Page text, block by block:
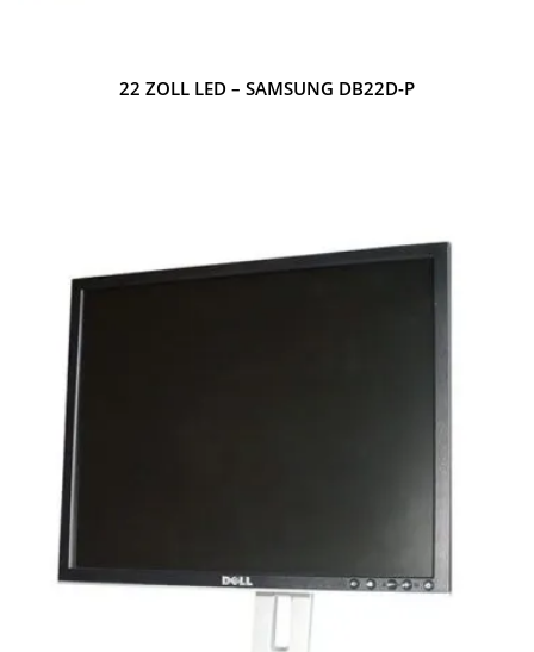
22 ZOLL LED – SAMSUNG DB22D-P